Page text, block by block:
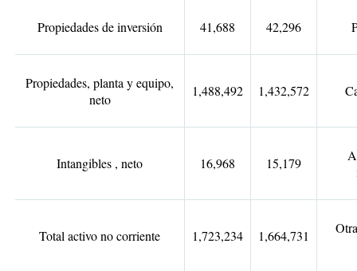
Propiedades de inversión 41,688 42,296
Propiedades, planta y equipo,
neto
1,488,492 1,432,572
Intangibles , neto 16,968 15,179
Total activo no corriente 1,723,234 1,664,731